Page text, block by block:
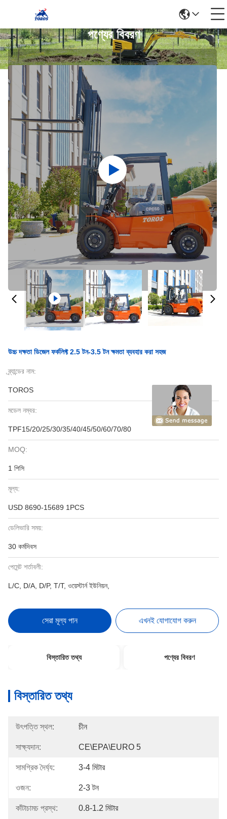
পণ্যের বিবরণ
উচ্চ দক্ষতা ডিজেল ফর্কলিফ্ট 2.5 টন-3.5 টন ক্ষমতা ব্যবহার করা সহজ
ব্র্যান্ডের নাম:
TOROS
মডেল নম্বর:
TPF15/20/25/30/35/40/45/50/60/70/80
MOQ:
1 পিসি
মূল্য:
USD 8690-15689 1PCS
ডেলিভারি সময়:
30 কর্মদিবস
পেমেন্ট শর্তাবলী:
L/C, D/A, D/P, T/T, ওয়েস্টার্ন ইউনিয়ন,
সেরা মূল্য পান এখনই যোগাযোগ করুন
বিস্তারিত তথ্য পণ্যের বিবরণ
বিস্তারিত তথ্য
উৎপত্তি স্থল: চীন
সাক্ষ্যদান: CE\EPA\EURO 5
সামগ্রিক দৈর্ঘ্য: 3-4 মিটার
ওজন: 2-3 টন
কাঁটাচামচ প্রস্থ: 0.8-1.2 মিটার